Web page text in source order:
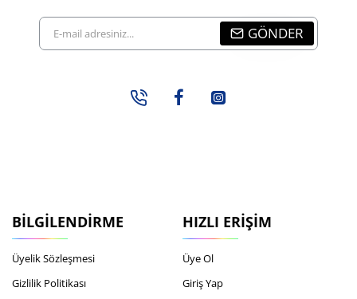
E-
mail
GÖNDER
BILGILENDIRME
Üyelik Sözleşmesi
Gizlilik Politikası
HIZLI ERIŞIM
Üye Ol
Giriş Yap